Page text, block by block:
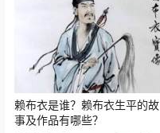
赖布衣是谁？赖布衣生平的故
事及作品有哪些？